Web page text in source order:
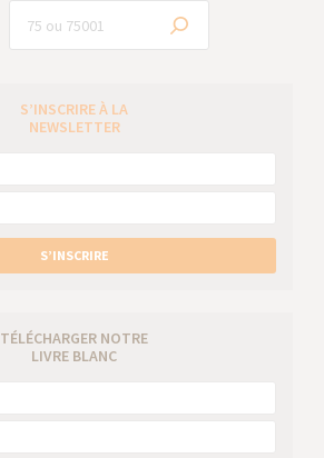
S’INSCRIRE À LA
NEWSLETTER
S’INSCRIRE
TÉLÉCHARGER NOTRE
LIVRE BLANC